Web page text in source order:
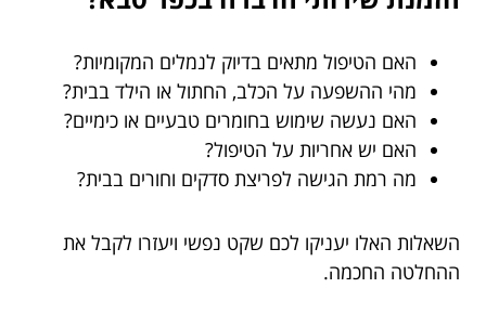
האם הטיפול מתאים בדיוק לנמלים המקומיות?
מהי ההשפעה על הכלב, החתול או הילד בבית?
האם נעשה שימוש בחומרים טבעיים או כימיים?
האם יש אחריות על הטיפול?
מה רמת הגישה לפריצת סדקים וחורים בבית?
השאלות האלו יעניקו לכם שקט נפשי ויעזרו לקבל את
ההחלטה החכמה.